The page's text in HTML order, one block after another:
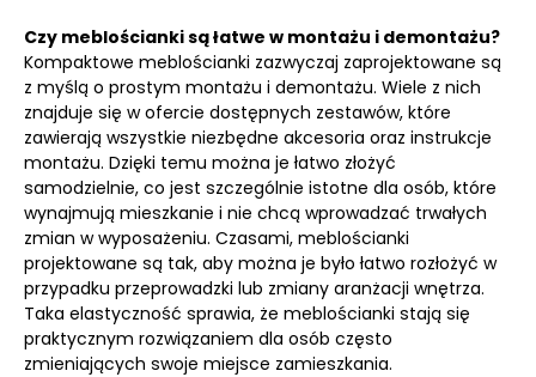
Czy meblościanki są łatwe w montażu i demontażu?
Kompaktowe meblościanki zazwyczaj zaprojektowane są
z myślą o prostym montażu i demontażu. Wiele z nich
znajduje się w ofercie dostępnych zestawów, które
zawierają wszystkie niezbędne akcesoria oraz instrukcje
montażu. Dzięki temu można je łatwo złożyć
samodzielnie, co jest szczególnie istotne dla osób, które
wynajmują mieszkanie i nie chcą wprowadzać trwałych
zmian w wyposażeniu. Czasami, meblościanki
projektowane są tak, aby można je było łatwo rozłożyć w
przypadku przeprowadzki lub zmiany aranżacji wnętrza.
Taka elastyczność sprawia, że meblościanki stają się
praktycznym rozwiązaniem dla osób często
zmieniających swoje miejsce zamieszkania.